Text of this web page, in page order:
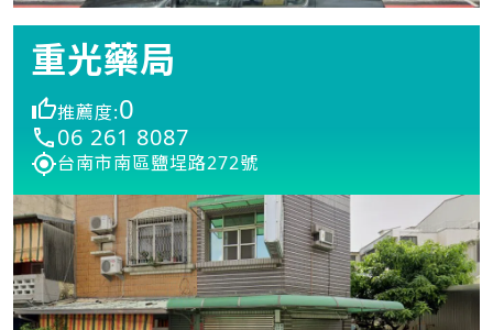
重光藥局
推薦度:0
06 261 8087
台南市南區鹽埕路272號